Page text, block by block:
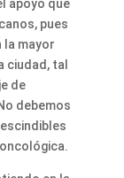
apoyo que
pues
la mayor
ciudad, tal
de
debemos